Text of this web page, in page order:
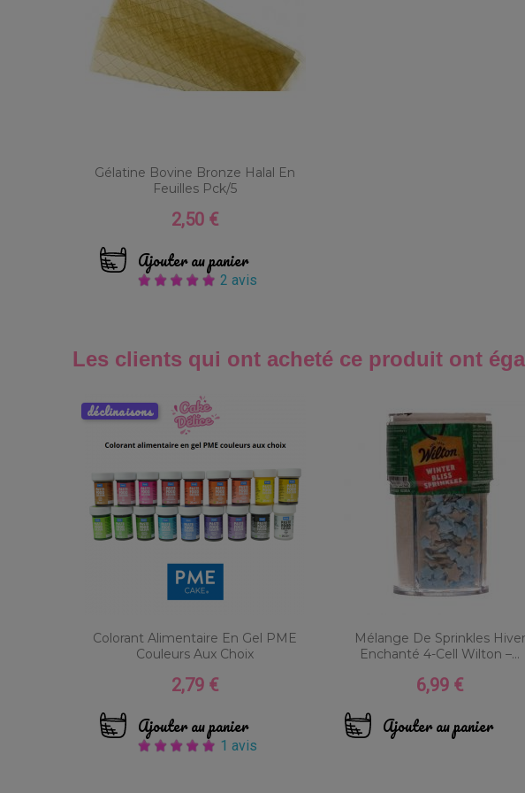
Gélatine Bovine Bronze Halal En
Feuilles Pck/5
Prix
2,50 €
Ajouter au panier
2 avis
Les clients qui ont acheté ce produit ont
Colorant Alimentaire En Gel PME
Couleurs Aux Choix
Prix
2,79 €
Ajouter au panier
1 avis
déclinaisons
Mélange De Sprinkles Hiver
Enchanté 4-Cell Wilton –...
Prix
6,99 €
Ajouter au panier